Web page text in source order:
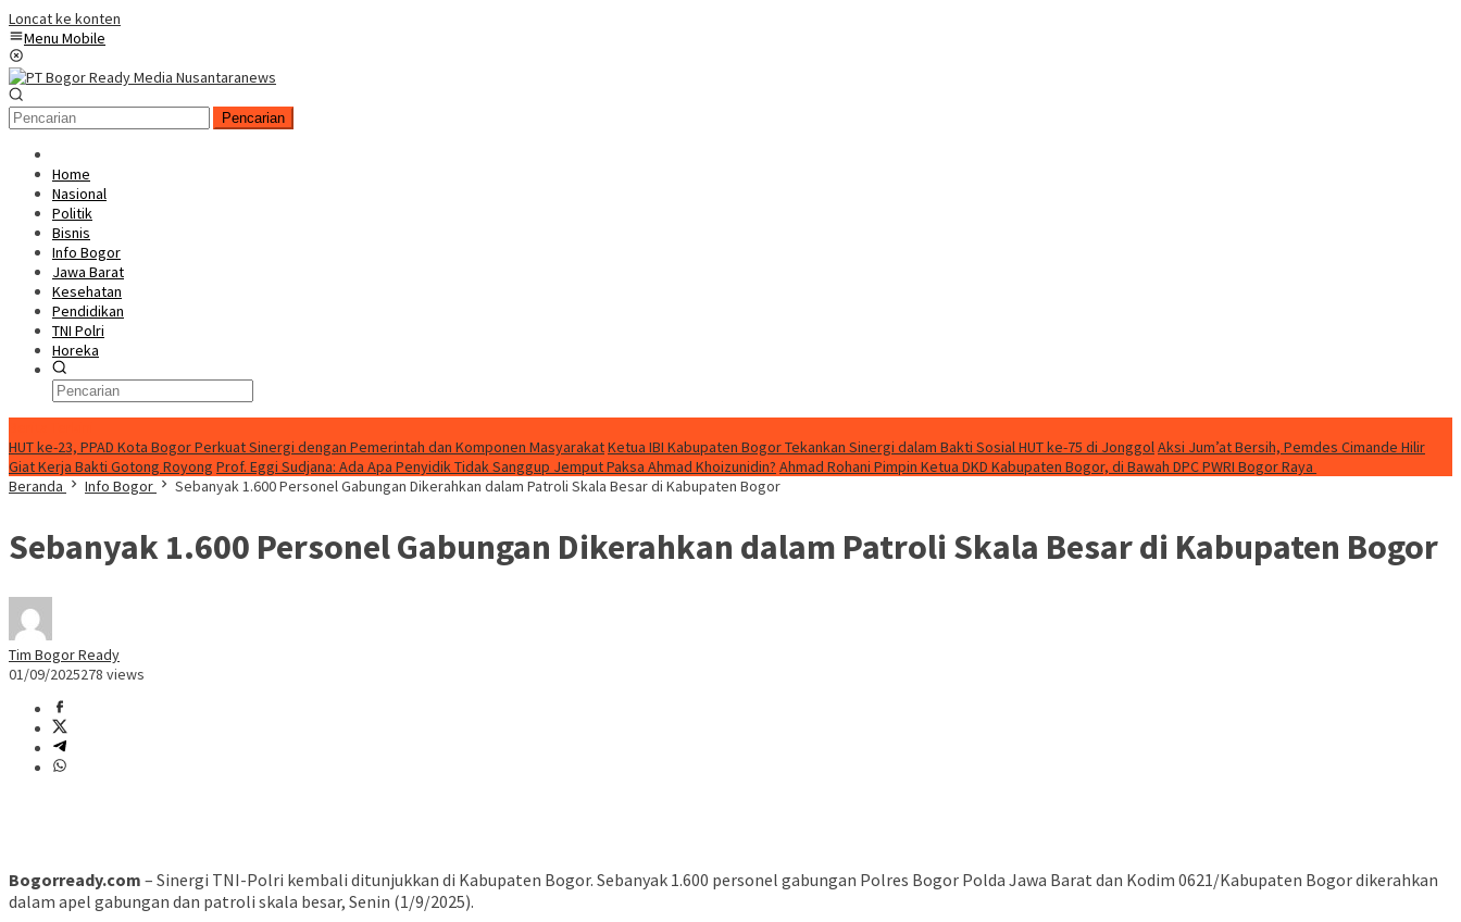
Loncat ke konten
Menu Mobile
Pencarian
Home
Nasional
Politik
Bisnis
Info Bogor
Jawa Barat
Kesehatan
Pendidikan
TNI Polri
Horeka
HUT ke-23, PPAD Kota Bogor Perkuat Sinergi dengan Pemerintah dan Komponen MasyarakatKetua IBI Kabupaten Bogor Tekankan Sinergi dalam Bakti Sosial HUT ke-75 di JonggolAksi Jum’at Bersih, Pemdes Cimande Hilir
Giat Kerja Bakti Gotong Royong Prof. Eggi Sudjana: Ada Apa Penyidik Tidak Sanggup Jemput Paksa Ahmad Khoizunidin? Ahmad Rohani Pimpin Ketua DKD Kabupaten Bogor, di Bawah DPC PWRI Bogor Raya
Beranda
Info Bogor Sebanyak 1.600 Personel Gabungan Dikerahkan dalam Patroli Skala Besar di Kabupaten Bogor
Sebanyak 1.600 Personel Gabungan Dikerahkan dalam Patroli Skala Besar di Kabupaten Bogor
Tim Bogor Ready
01/09/2025278 views
Bogorready.com – Sinergi TNI-Polri kembali ditunjukkan di Kabupaten Bogor. Sebanyak 1.600 personel gabungan Polres Bogor Polda Jawa Barat dan Kodim 0621/Kabupaten Bogor dikerahkan
dalam apel gabungan dan patroli skala besar, Senin (1/9/2025).